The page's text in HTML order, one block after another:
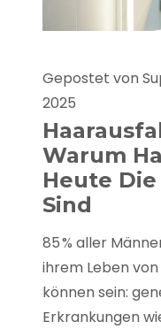
Gepostet von
2025
Warum
Heute
Sind
85 % aller
ihrem Leben
können sein:
Erkrankungen